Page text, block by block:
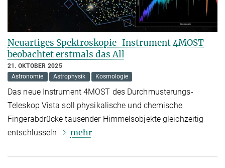
Neuartiges Spektroskopie-Instrument 4MOST
beobachtet erstmals das All
21. OKTOBER 2025
Astronomie
Astrophysik Kosmologie
Das neue Instrument 4MOST des Durchmusterungs-
Teleskop Vista soll physikalische und chemische
Fingerabdrücke tausender Himmelsobjekte gleichzeitig
entschlüsseln
mehr